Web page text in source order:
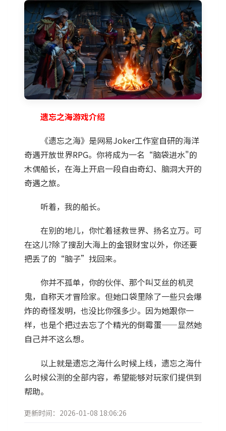
遗忘之海游戏介绍
《遗忘之海》是网易Joker工作室自研的海洋
奇遇开放世界RPG。你将成为一名“脑袋进水"的
木偶船长，在海上开启一段自由奇幻、脑洞大开的
奇遇之旅。
听着，我的船长。
在别的地儿，你忙着拯救世界、扬名立万。可
在这儿?除了搜刮大海上的金银财宝以外，你还要
把丢了的“脑子”找回来。
你并不孤单，你的伙伴、那个叫艾丝的机灵
鬼，自称天才冒险家。但她口袋里除了一些只会爆
炸的奇怪发明，也没比你强多少。因为她跟你一
样，也是个把过去忘了个精光的倒霉蛋——显然她
自己并不这么想。
以上就是遗忘之海什么时候上线，遗忘之海什
么时候公测的全部内容，希望能够对玩家们提供到
帮助。
更新时间：2026-01-08 18:06:26